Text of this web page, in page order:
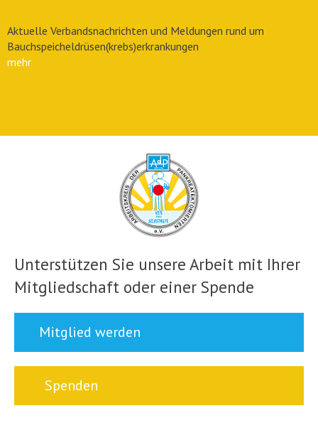
Aktuelle Verbandsnachrichten und Meldungen rund um
Bauchspeicheldrüsen(krebs)erkrankungen
mehr
Unterstützen Sie unsere Arbeit mit Ihrer
Mitgliedschaft oder einer Spende
Mitglied werden
Spenden